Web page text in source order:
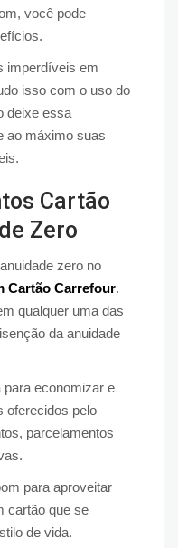
você pode
imperdíveis em
isso com o uso do
deixe essa
ao máximo suas
Cartão
Zero
zero no
Cartão Carrefour.
qualquer uma das
da anuidade
para economizar e
oferecidos pelo
parcelamentos
para aproveitar
cartão que se
de vida.